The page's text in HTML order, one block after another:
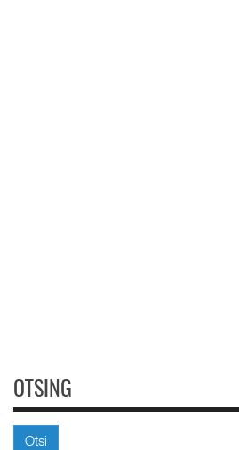
OTSING
Otsi